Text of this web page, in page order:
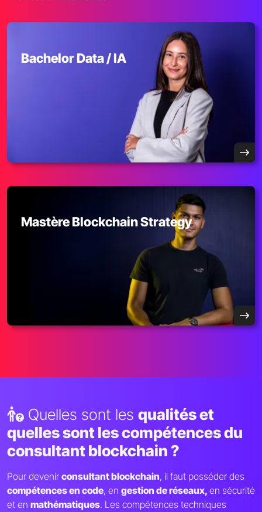
Bachelor Data / IA
Mastère Blockchain Strategy
Quelles sont lesqualités et
quelles sont les compétences du
consultant blockchain ?
Pour devenir consultant blockchain, il faut posséder des
compétences en code, en gestion de réseaux, en sécurité
et en mathématiques. Les compétences techniques